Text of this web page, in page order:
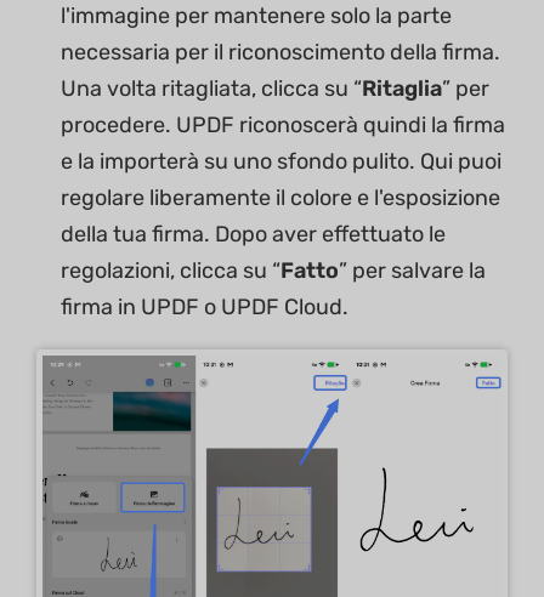
l'immagine per mantenere solo la parte
necessaria per il riconoscimento della firma.
Una volta ritagliata, clicca su “Ritaglia” per
procedere. UPDF riconoscerà quindi la firma
e la importerà su uno sfondo pulito. Qui puoi
regolare liberamente il colore e l'esposizione
della tua firma. Dopo aver effettuato le
regolazioni, clicca su “Fatto” per salvare la
firma in UPDF o UPDF Cloud.